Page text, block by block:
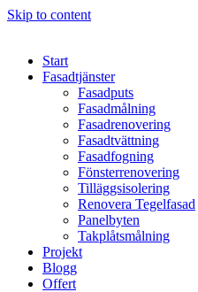
Skip to content
Start
Fasadtjänster
Fasadputs
Fasadmålning
Fasadrenovering
Fasadtvättning
Fasadfogning
Fönsterrenovering
Tilläggsisolering
Renovera Tegelfasad
Panelbyten
Takplåtsmålning
Projekt
Blogg
Offert